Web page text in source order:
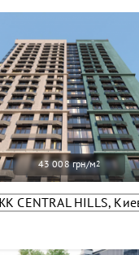
43 008 грн/м2
CENTRAL HILLS,